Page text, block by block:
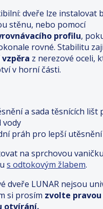
dveře lze instalovat
stěnu, nebo pomocí
profilu,
rovné. Stabilitu
z nerezové oceli,
v horní části.
a sada těsnících lišt
vody
práh pro lepší
na sprchovou
s odtokovým žlabem.
dveře LUNAR nejsou
si prosím zvolte pravou
otvírání.